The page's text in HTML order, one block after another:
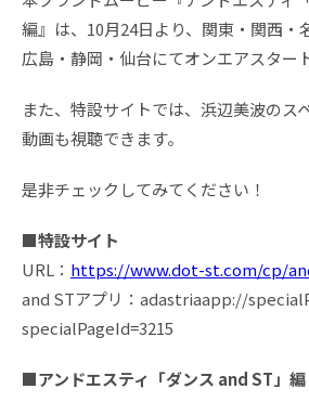
編』は、10月24日より、関東・関西・
広島・静岡・仙台にてオンエアスター
また、特設サイトでは、浜辺美波のス
動画も視聴できます。
是非チェックしてみてください！
■特設サイト
URL： https://www.dot-st.com/cp/
and STアプリ：adastriaapp://
specialPageId=3215
■アンドエスティ「ダンス and ST」編